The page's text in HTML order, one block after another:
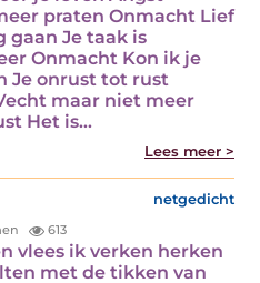
praten Onmacht Lief
gaan Je taak is
Onmacht Kon ik je
Je onrust tot rust
maar niet meer
Het is…
Lees meer >
netgedicht
613
vlees ik verken herken
met de tikken van